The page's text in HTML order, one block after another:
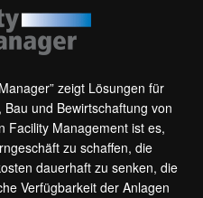
zeigt Lösungen für
und Bewirtschaftung von
Facility Management ist es,
zu schaffen, die
dauerhaft zu senken, die
Verfügbarkeit der Anlagen